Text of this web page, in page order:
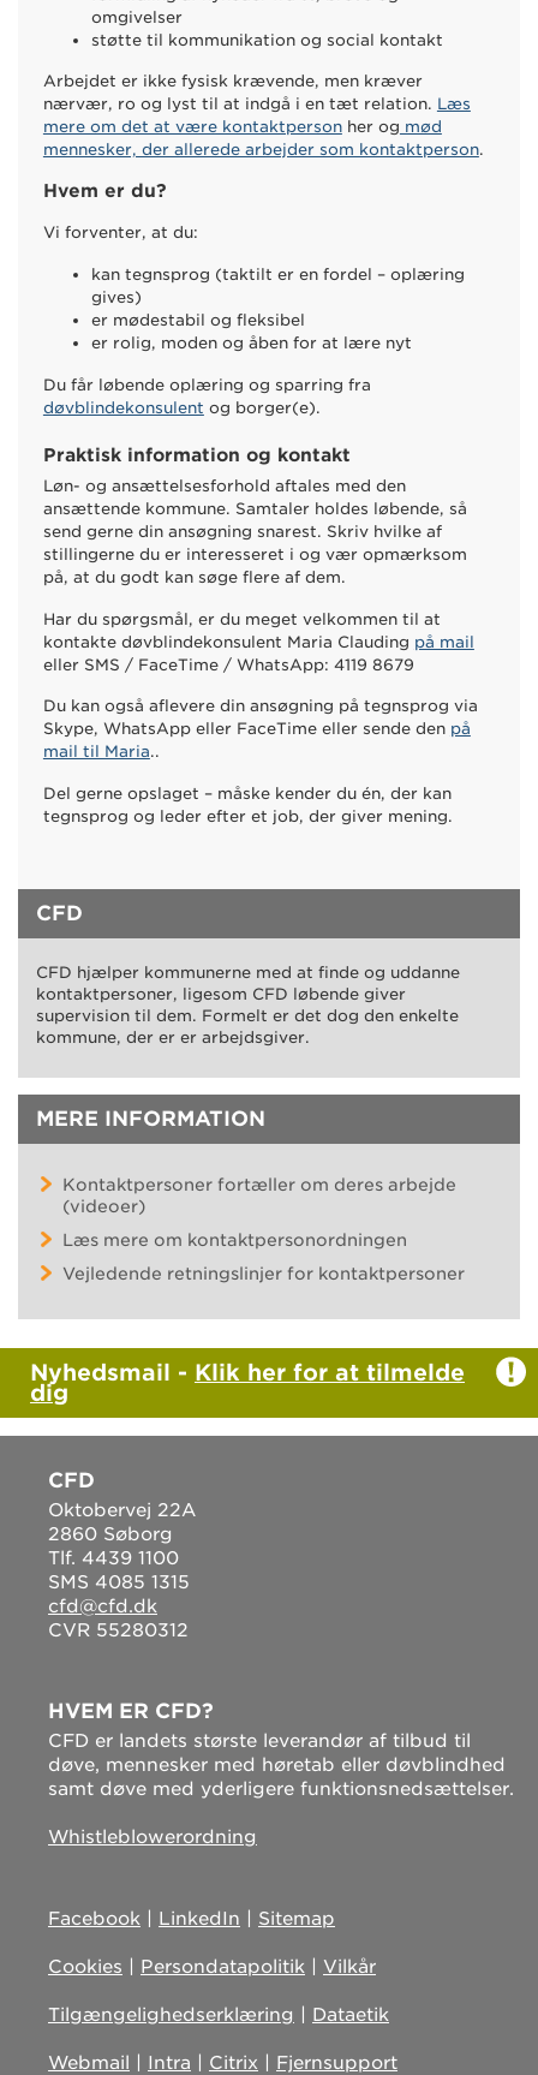
omgivelser
støtte til kommunikation og social kontakt
Arbejdet er ikke fysisk krævende, men kræver
nærvær, ro og lyst til at indgå i en tæt relation. Læs
mere om det at være kontaktpersonher og mød
mennesker, der allerede arbejder som kontaktperson.
Hvem er du?
Vi forventer, at du:
kan tegnsprog (taktilt er en fordel – oplæring
gives)
er mødestabil og fleksibel
er rolig, moden og åben for at lære nyt
Du får løbende oplæring og sparring fra
døvblindekonsulent og borger(e).
Praktisk information og kontakt
Løn- og ansættelsesforhold aftales med den
ansættende kommune. Samtaler holdes løbende, så
send gerne din ansøgning snarest. Skriv hvilke af
stillingerne du er interesseret i og vær opmærksom
på, at du godt kan søge flere af dem.
Har du spørgsmål, er du meget velkommen til at
kontakte døvblindekonsulent Maria Clauding på mail
eller SMS / FaceTime / WhatsApp: 4119 8679
Du kan også aflevere din ansøgning på tegnsprog via
Skype, WhatsApp eller FaceTime eller sende den på
mail til Maria..
Del gerne opslaget – måske kender du én, der kan
tegnsprog og leder efter et job, der giver mening.
CFD
CFD hjælper kommunerne med at finde og uddanne
kontaktpersoner, ligesom CFD løbende giver
supervision til dem. Formelt er det dog den enkelte
kommune, der er er arbejdsgiver.
MERE INFORMATION
Kontaktpersoner fortæller om deres arbejde
(videoer)
Læs mere om kontaktpersonordningen
Vejledende retningslinjer for kontaktpersoner
Nyhedsmail - Klik her for at tilmelde
dig
CFD
Oktobervej 22A
2860 Søborg
Tlf. 4439 1100
SMS 4085 1315
cfd@cfd.dk
CVR 55280312
HVEM ER CFD?
CFD er landets største leverandør af tilbud til
døve, mennesker med høretab eller døvblindhed
samt døve med yderligere funktionsnedsættelser.
Whistleblowerordning
Facebook LinkedIn Sitemap
Cookies Persondatapolitik Vilkår
Tilgængelighedserklæring Dataetik
Webmail Intra Citrix Fjernsupport